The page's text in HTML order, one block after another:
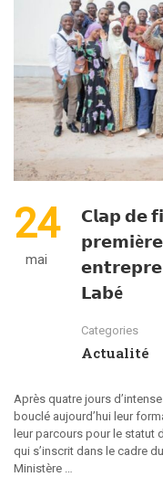
24
mai
𝗖𝗹𝗮𝗽 𝗱𝗲
𝗟𝗮𝗯é
Categories
Actualité
Après quatre jours
bouclé aujourd’hui leur
leur parcours pour le statut
qui s’inscrit dans le cadre
Ministère …